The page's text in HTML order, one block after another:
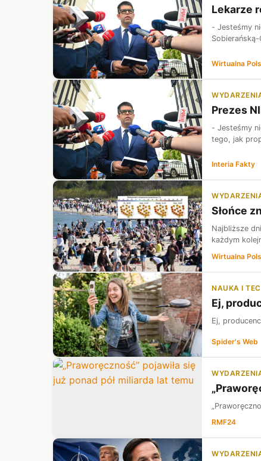
Lekarze
- Jesteśmy
Wirtualna
Prezes
- Jesteśmy
tego, jak
Interia Fakty
Słońce
Najbliższe
każdym
Wirtualna
NAUKA I
Ej,
Ej,
Spider's Web
RMF24